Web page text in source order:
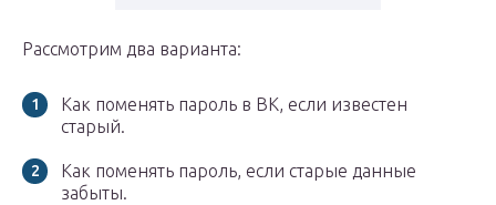
Рассмотрим два варианта:
Как поменять пароль в ВК, если известен
старый.
Как поменять пароль, если старые данные
забыты.